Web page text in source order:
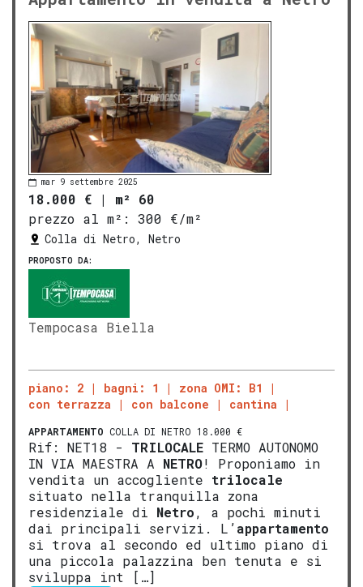
mar 9 settembre 2025
18.000 € | m² 60
prezzo al m²:
300 €/m²
Colla di Netro, Netro
PROPOSTO DA:
Tempocasa Biella
piano: 2 bagni: 1
zona OMI: B1
con terrazza
con balcone cantina
APPARTAMENTO COLLA DI NETRO 18.000 €
Rif: NET18 - TRILOCALE TERMO AUTONOMO
IN VIA MAESTRA A NETRO! Proponiamo in
vendita un accogliente trilocale
situato nella tranquilla zona
residenziale di Netro, a pochi minuti
dai principali servizi. L’appartamento
si trova al secondo ed ultimo piano di
una piccola palazzina ben tenuta e si
sviluppa int […]